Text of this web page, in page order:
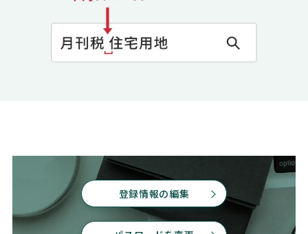
登録情報の編集